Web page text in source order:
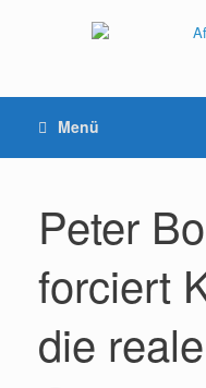
Menü
Peter
forciert
die reale